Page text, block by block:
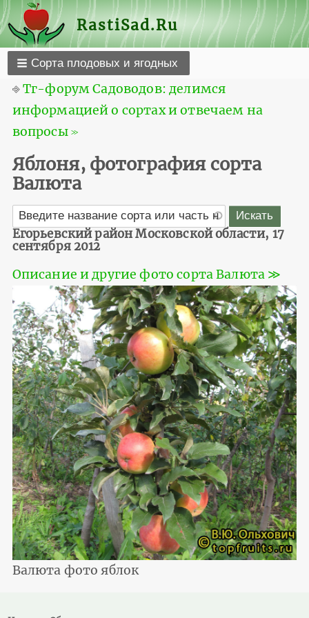
RastiSad.Ru
Сорта плодовых и ягодных
⎆Тг-форум Садоводов: делимся
информацией о сортах и отвечаем на
вопросы ≫
Яблоня, фотография сорта
Валюта
Егорьевский район Московской области, 17
сентября 2012
Описание и другие фото сорта Валюта ≫
Валюта фото яблок